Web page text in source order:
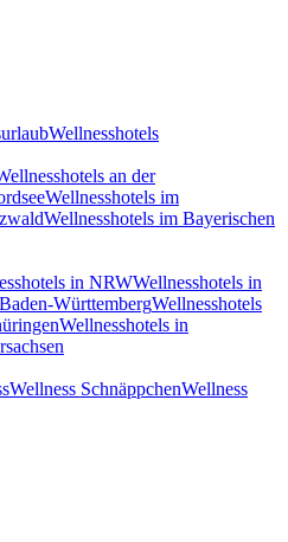
Wellnesshotels
an der
Wellnesshotels im
Wellnesshotels im Bayerischen
in NRWWellnesshotels in
WürttembergWellnesshotels
Wellnesshotels in
Wellness SchnäppchenWellness